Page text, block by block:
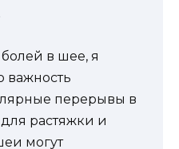
болей в шее, я
важность
перерывы в
растяжки и
могут